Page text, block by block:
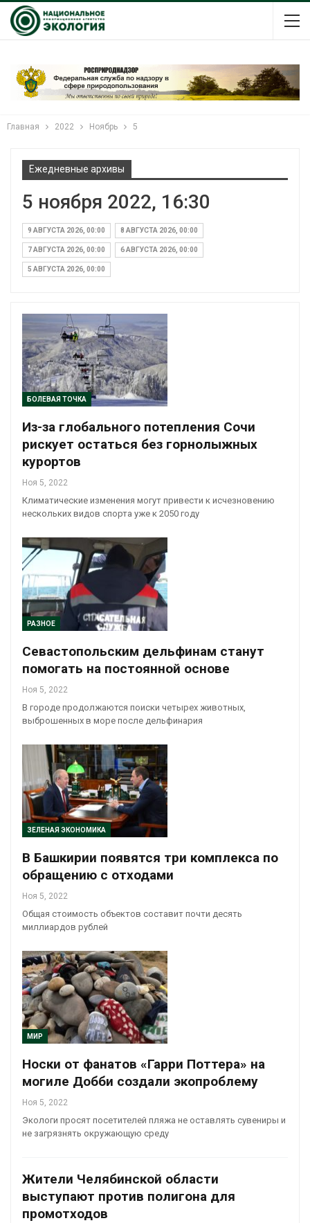
Главная 2022 Ноябрь 5
Ежедневные архивы
5 ноября 2022, 16:30
9 АВГУСТА 2026, 00:00 8 АВГУСТА 2026, 00:00
7 АВГУСТА 2026, 00:00 6 АВГУСТА 2026, 00:00
5 АВГУСТА 2026, 00:00
БОЛЕВАЯ ТОЧКА
Из-за глобального потепления Сочи
рискует остаться без горнолыжных
курортов
Ноя 5, 2022
Климатические изменения могут привести к исчезновению
нескольких видов спорта уже к 2050 году
РАЗНОЕ
Севастопольским дельфинам станут
помогать на постоянной основе
Ноя 5, 2022
В городе продолжаются поиски четырех животных,
выброшенных в море после дельфинария
ЗЕЛЕНАЯ ЭКОНОМИКА
В Башкирии появятся три комплекса по
обращению с отходами
Ноя 5, 2022
Общая стоимость объектов составит почти десять
миллиардов рублей
МИР
Носки от фанатов «Гарри Поттера» на
могиле Добби создали экопроблему
Ноя 5, 2022
Экологи просят посетителей пляжа не оставлять сувениры и
не загрязнять окружающую среду
Жители Челябинской области
выступают против полигона для
промотходов